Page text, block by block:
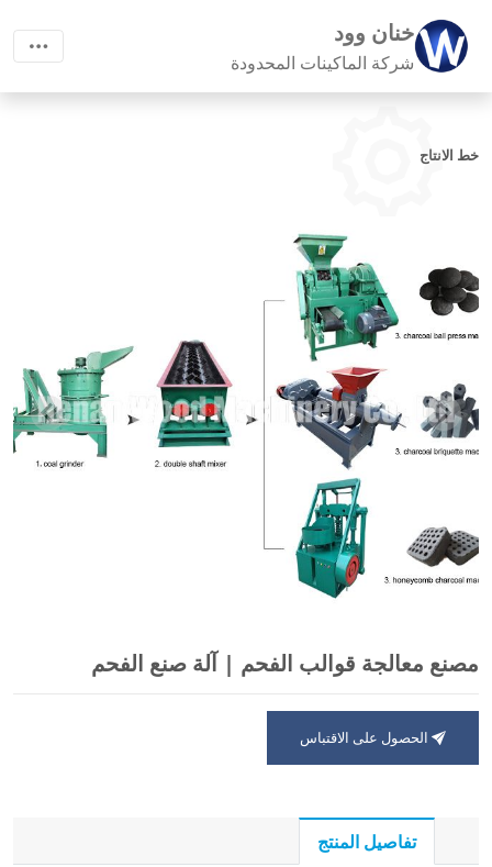
خنان وود
شركة الماكينات المحدودة
خط الانتاج
مصنع معالجة قوالب الفحم | آلة صنع الفحم
الحصول على الاقتباس
تفاصيل المنتج